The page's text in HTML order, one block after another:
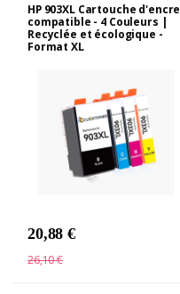
HP 903XL Cartouche d'encre
compatible - 4 Couleurs |
Recyclée et écologique -
Format XL
20,88 €
26,10 €